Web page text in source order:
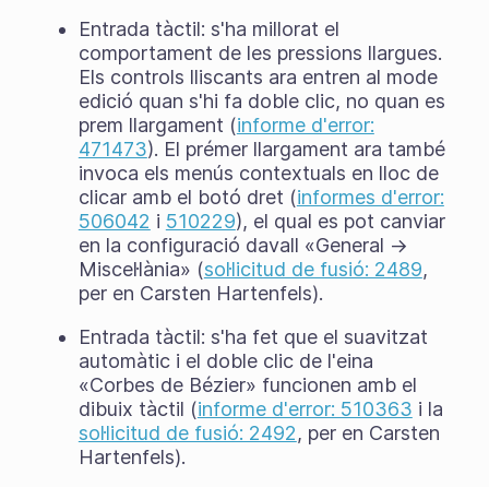
Entrada tàctil: s'ha millorat el
comportament de les pressions llargues.
Els controls lliscants ara entren al mode
edició quan s'hi fa doble clic, no quan es
prem llargament (informe d'error:
471473). El prémer llargament ara també
invoca els menús contextuals en lloc de
clicar amb el botó dret (informes d'error:
506042 i 510229), el qual es pot canviar
en la configuració davall «General →
Miscel·lània» (sol·licitud de fusió: 2489,
per en Carsten Hartenfels).
Entrada tàctil: s'ha fet que el suavitzat
automàtic i el doble clic de l'eina
«Corbes de Bézier» funcionen amb el
dibuix tàctil (informe d'error: 510363 i la
sol·licitud de fusió: 2492, per en Carsten
Hartenfels).